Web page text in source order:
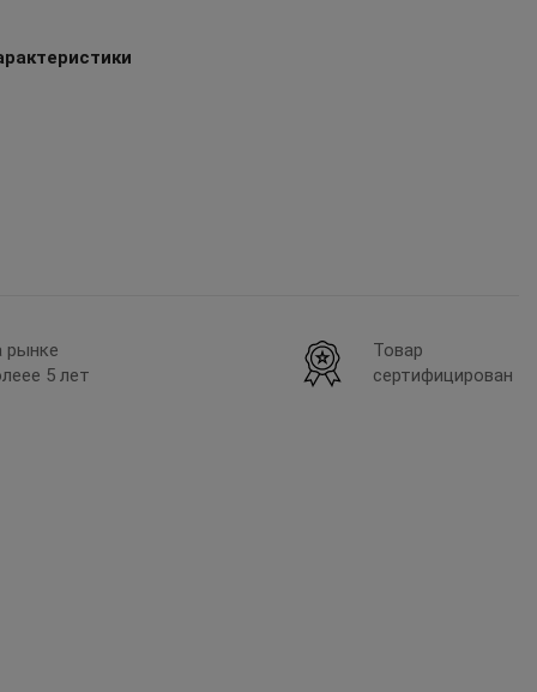
рынке
5 лет
Товар
сертифицирован